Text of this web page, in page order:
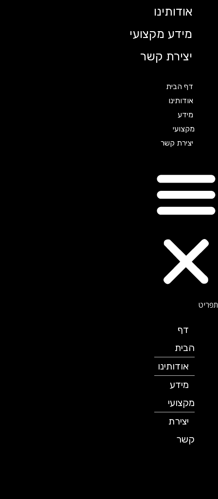
אודותינו
מידע מקצועי
יצירת קשר
דף הבית
אודותינו
מקצועי
יצירת קשר
הבית
אודותינו
מידע
מקצועי
יצירת
קשר